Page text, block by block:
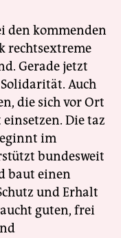
den kommenden
rechtsextreme
Gerade jetzt
Auch
die sich vor Ort
Die taz
im
bundesweit
baut einen
und Erhalt
guten, frei